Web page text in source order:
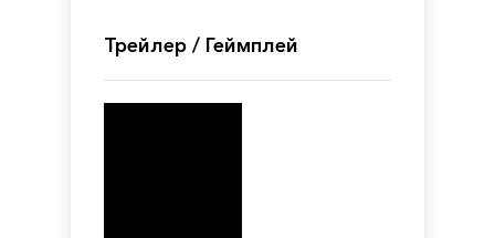
Трейлер / Геймплей